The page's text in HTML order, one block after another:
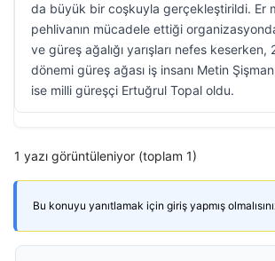
da büyük bir coşkuyla gerçekleştirildi. Er
pehlivanın mücadele ettiği
ve güreş ağalığı yarışları nefes
dönemi güreş ağası iş insanı Metin
ise milli güreşçi Ertuğrul Topal oldu.
1 yazı görüntüleniyor (toplam 1)
Bu konuyu yanıtlamak için giriş yapmış